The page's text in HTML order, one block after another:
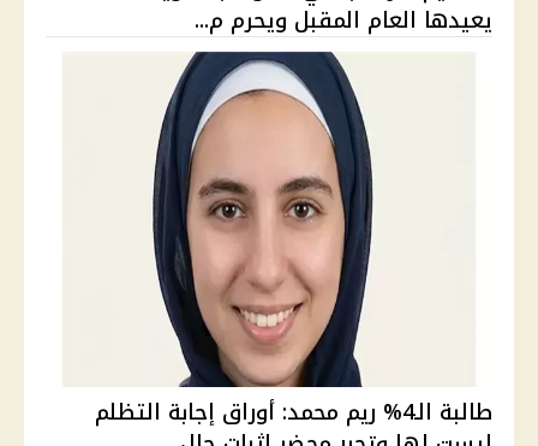
يعيدها العام المقبل ويحرم م...
طالبة الـ4% ريم محمد: أوراق إجابة التظلم